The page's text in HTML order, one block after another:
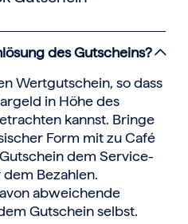
des Gutscheins?
Wertgutschein, so dass
in Höhe des
kannst. Bringe
Form mit zu Café
dem Service-
Bezahlen.
abweichende
Gutschein selbst.